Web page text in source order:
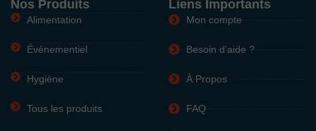
Nos Produits
Alimentation
Événementiel
Hygiène
Tous les produits
Liens Importants
Mon compte
Besoin d'aide ?
À Propos
FAQ